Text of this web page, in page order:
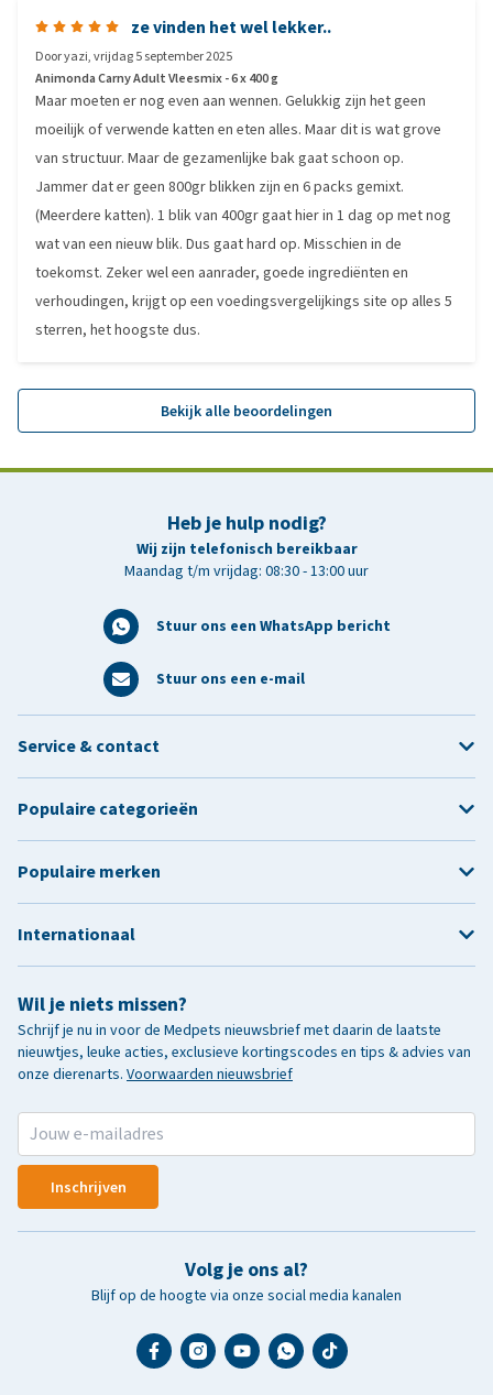
ze vinden het wel lekker..
Dooryazi,vrijdag 5 september 2025
Animonda Carny Adult Vleesmix - 6 x 400 g
Maar moeten er nog even aan wennen. Gelukkig zijn het geen
moeilijk of verwende katten en eten alles. Maar dit is wat grove
van structuur. Maar de gezamenlijke bak gaat schoon op.
Jammer dat er geen 800gr blikken zijn en 6 packs gemixt.
(Meerdere katten). 1 blik van 400gr gaat hier in 1 dag op met nog
wat van een nieuw blik. Dus gaat hard op. Misschien in de
toekomst. Zeker wel een aanrader, goede ingrediënten en
verhoudingen, krijgt op een voedingsvergelijkings site op alles 5
sterren, het hoogste dus.
Bekijk alle beoordelingen
Heb je hulp nodig?
Wij zijn telefonisch bereikbaar
Maandag t/m vrijdag: 08:30 - 13:00 uur
Stuur ons een WhatsApp bericht
Stuur ons een e-mail
Wil je niets missen?
Schrijf je nu in voor de Medpets nieuwsbrief met daarin de laatste
nieuwtjes, leuke acties, exclusieve kortingscodes en tips & advies van
onze dierenarts. Voorwaarden nieuwsbrief
Inschrijven
Volg je ons al?
Blijf op de hoogte via onze social media kanalen
Service & contact
Populaire categorieën
Populaire merken
Internationaal